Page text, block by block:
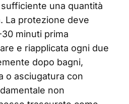
una quantità
La protezione deve
minuti prima
e riapplicata ogni due
dopo bagni,
o asciugatura con
non